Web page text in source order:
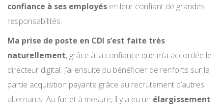
confiance à ses employés en leur confiant de grandes
responsabilités.
Ma prise de poste en CDI s’est faite très
naturellement, grâce à la confiance que m’a accordée le
directeur digital. J’ai ensuite pu bénéficier de renforts sur la
partie acquisition payante grâce au recrutement d’autres
alternants. Au fur et à mesure, il y a eu un élargissement